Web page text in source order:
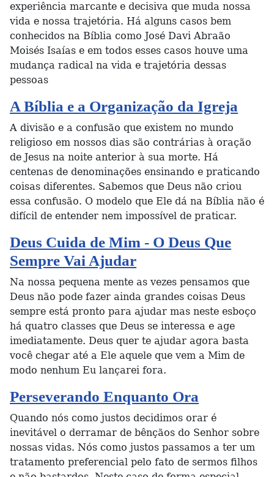
experiência marcante e decisiva que muda nossa
vida e nossa trajetória. Há alguns casos bem
conhecidos na Bíblia como José Davi Abraão
Moisés Isaías e em todos esses casos houve uma
mudança radical na vida e trajetória dessas
pessoas
A Bíblia e a Organização da Igreja
A divisão e a confusão que existem no mundo
religioso em nossos dias são contrárias à oração
de Jesus na noite anterior à sua morte. Há
centenas de denominações ensinando e praticando
coisas diferentes. Sabemos que Deus não criou
essa confusão. O modelo que Ele dá na Bíblia não é
difícil de entender nem impossível de praticar.
Deus Cuida de Mim - O Deus Que
Sempre Vai Ajudar
Na nossa pequena mente as vezes pensamos que
Deus não pode fazer ainda grandes coisas Deus
sempre está pronto para ajudar mas neste esboço
há quatro classes que Deus se interessa e age
imediatamente. Deus quer te ajudar agora basta
você chegar até a Ele aquele que vem a Mim de
modo nenhum Eu lançarei fora.
Perseverando Enquanto Ora
Quando nós como justos decidimos orar é
inevitável o derramar de bênçãos do Senhor sobre
nossas vidas. Nós como justos passamos a ter um
tratamento preferencial pelo fato de sermos filhos